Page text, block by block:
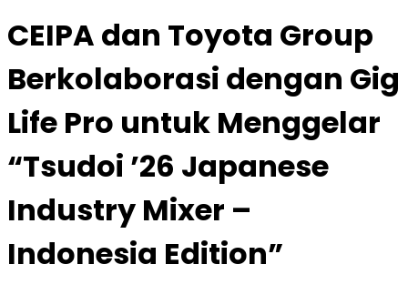
CEIPA dan Toyota Group
Berkolaborasi dengan Gig
Life Pro untuk Menggelar
“Tsudoi ’26 Japanese
Industry Mixer –
Indonesia Edition”